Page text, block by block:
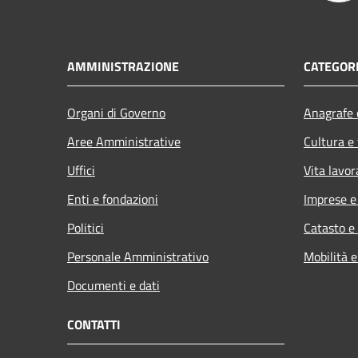
AMMINISTRAZIONE
Organi di Governo
Aree Amministrative
Uffici
Enti e fondazioni
Politici
Personale Amministrativo
Documenti e dati
Cultura
Vita
Imprese
Catasto
Mobilità
CONTATTI